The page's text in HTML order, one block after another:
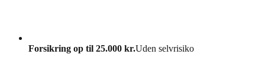
Forsikring op til 25.000 kr.Uden selvrisiko